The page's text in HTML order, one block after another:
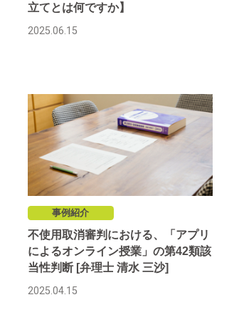
立てとは何ですか】
2025.06.15
事例紹介
不使用取消審判における、「アプリ
によるオンライン授業」の第42類該
当性判断 [弁理士 清水 三沙]
2025.04.15